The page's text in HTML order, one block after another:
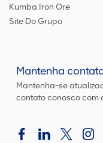
Kumba Iron Ore
Site Do Grupo
Mantenha
Mantenha-se
contato conosco com